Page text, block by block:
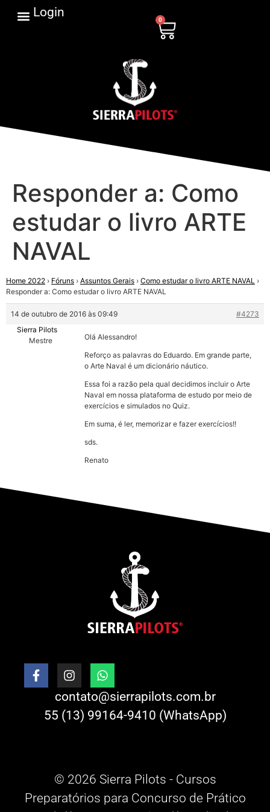
Login
0
Responder a: Como
estudar o livro ARTE
NAVAL
Home 2022 › Fóruns › Assuntos Gerais › Como estudar o livro ARTE NAVAL ›
Responder a: Como estudar o livro ARTE NAVAL
14 de outubro de 2016 às 09:49
#4273
Sierra Pilots
Mestre
Olá Alessandro!
Reforço as palavras do Eduardo. Em grande parte,
o Arte Naval é um dicionário náutico.
Essa foi a razão pela qual decidimos incluir o Arte
Naval em nossa plataforma de estudo por meio de
exercícios e simulados no Quiz.
Em suma, é ler, memorizar e fazer exercícios!!
sds.
Renato
contato@sierrapilots.com.br
55 (13) 99164-9410 (WhatsApp)
© 2026 Sierra Pilots - Cursos
Preparatórios para Concurso de Prático